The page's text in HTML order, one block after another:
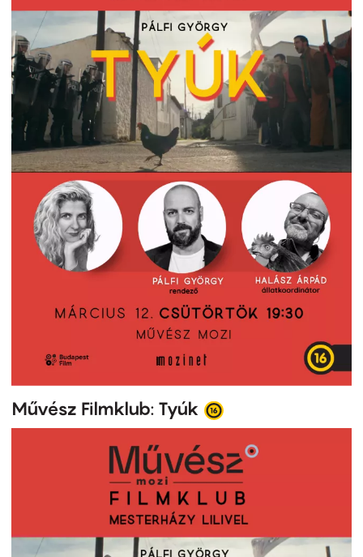
Művész Filmklub: Tyúk